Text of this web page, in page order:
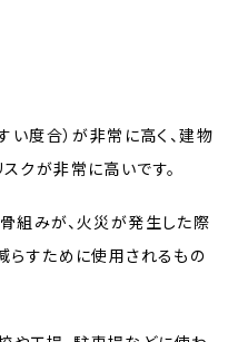
い度合）が非常に高く、建物
クが非常に高いです。
組みが、火災が発生した際
らすために使用されるもの